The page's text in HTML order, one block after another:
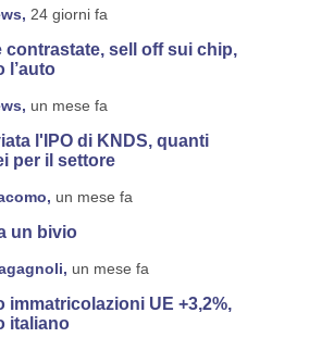
24 giorni fa
contrastate, sell off sui chip,
l’auto
un mese fa
l'IPO di KNDS, quanti
per il settore
un mese fa
un bivio
un mese fa
immatricolazioni UE +3,2%,
italiano